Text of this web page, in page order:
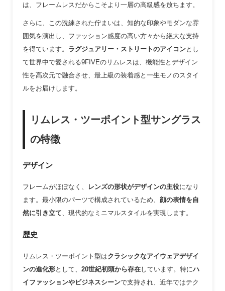
は、フレームレスだからこそより一層の高級感を放ちます。
さらに、この洗練された佇まいは、知的な印象やモダンな雰
囲気を演出し、ファッション感度の高い方々から絶大な支持
を得ています。 ラグジュアリー・ストリートのアイコンとし
て世界中で愛される9FIVEのリムレスは、機能性とデザイン
性を高次元で融合させ、最上級の装着感と一生モノのスタイ
ルをお届けします。
リムレス・ツーポイント型サングラス
の特徴
デザイン
フレームがほぼなく、 レンズの形状がデザインの主役になり
ます。最小限のパーツで構成されているため、 顔の表情を自
然に引き立て 、現代的なミニマルスタイルを実現します。
歴史
リムレス・ツーポイント型はクラシックなアイウェアデザイ
ンの進化形として、 20世紀初頭から存在しています。特にハ
イファッションやビジネスシーンで支持され、近年ではテク